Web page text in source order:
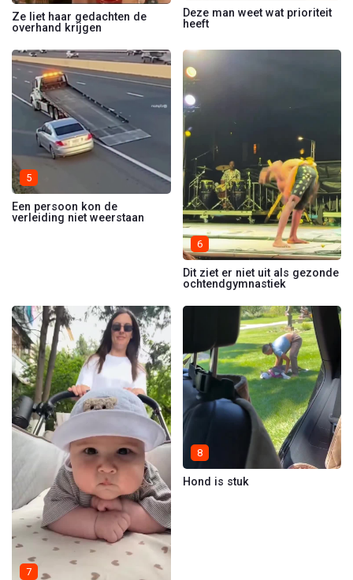
Ze liet haar gedachten de
overhand krijgen
Deze man weet wat prioriteit
heeft
5
Een persoon kon de
verleiding niet weerstaan
6
Dit ziet er niet uit als gezonde
ochtendgymnastiek
7
8
Hond is stuk